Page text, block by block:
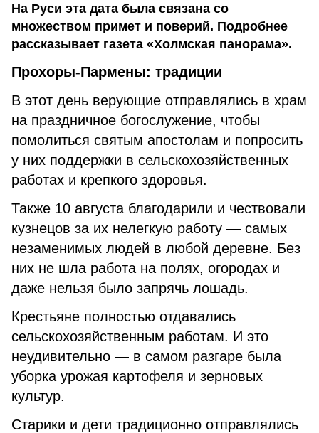
На Руси эта дата была связана со
множеством примет и поверий. Подробнее
рассказывает газета «Холмская панорама».
Прохоры-Пармены: традиции
В этот день верующие отправлялись в храм
на праздничное богослужение, чтобы
помолиться святым апостолам и попросить
у них поддержки в сельскохозяйственных
работах и крепкого здоровья.
Также 10 августа благодарили и чествовали
кузнецов за их нелегкую работу — самых
незаменимых людей в любой деревне. Без
них не шла работа на полях, огородах и
даже нельзя было запрячь лошадь.
Крестьяне полностью отдавались
сельскохозяйственным работам. И это
неудивительно — в самом разгаре была
уборка урожая картофеля и зерновых
культур.
Старики и дети традиционно отправлялись